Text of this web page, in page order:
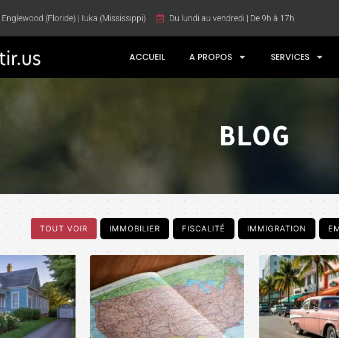
(Floride) | Iuka (Mississippi) Du lundi au vendredi | De 9h à 17h
ACCUEIL A PROPOS SERVICES
BLOG
TOUT VOIR IMMOBILIER FISCALITÉ IMMIGRATION